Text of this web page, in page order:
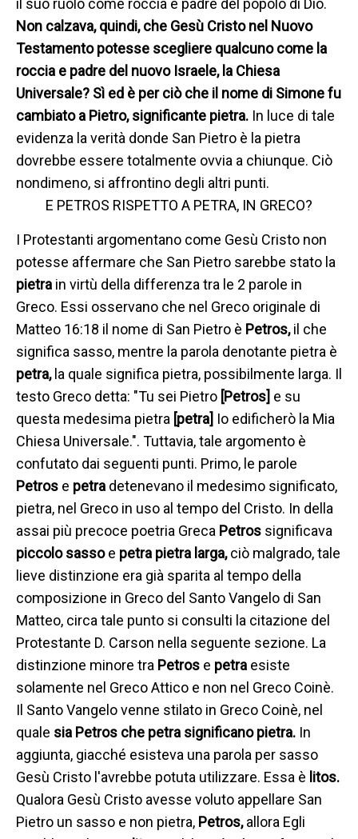
Non calzava, quindi, che Gesù Cristo nel Nuovo
Testamento potesse scegliere qualcuno come la
roccia e padre del nuovo Israele, la Chiesa
Universale? Sì ed è per ciò che il nome di Simone fu
cambiato a Pietro, significante pietra. In luce di tale
evidenza la verità donde San Pietro è la pietra
dovrebbe essere totalmente ovvia a chiunque. Ciò
nondimeno, si affrontino degli altri punti.
E PETROS RISPETTO A PETRA, IN GRECO?
I Protestanti argomentano come Gesù Cristo non
potesse affermare che San Pietro sarebbe stato la
pietra in virtù della differenza tra le 2 parole in
Greco. Essi osservano che nel Greco originale di
Matteo 16:18 il nome di San Pietro è Petros, il che
significa sasso, mentre la parola denotante pietra è
petra, la quale significa pietra, possibilmente larga. Il
testo Greco detta: "Tu sei Pietro [Petros] e su
questa medesima pietra [petra] Io edificherò la Mia
Chiesa Universale.". Tuttavia, tale argomento è
confutato dai seguenti punti. Primo, le parole
Petros e petra detenevano il medesimo significato,
pietra, nel Greco in uso al tempo del Cristo. In della
assai più precoce poetria Greca Petros significava
piccolo sassoe petra pietra larga,ciò malgrado, tale
lieve distinzione era già sparita al tempo della
composizione in Greco del Santo Vangelo di San
Matteo, circa tale punto si consulti la citazione del
Protestante D. Carson nella seguente sezione. La
distinzione minore tra Petros e petra esiste
solamente nel Greco Attico e non nel Greco Coinè.
Il Santo Vangelo venne stilato in Greco Coinè, nel
quale sia Petros che petra significano pietra. In
aggiunta, giacché esisteva una parola per sasso
Gesù Cristo l'avrebbe potuta utilizzare. Essa è litos.
Qualora Gesù Cristo avesse voluto appellare San
Pietro un sasso e non pietra, Petros,allora Egli